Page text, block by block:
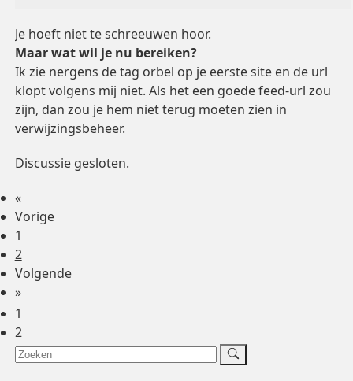
Je hoeft niet te schreeuwen hoor.
Maar wat wil je nu bereiken?
Ik zie nergens de tag orbel op je eerste site en de url
klopt volgens mij niet. Als het een goede feed-url zou
zijn, dan zou je hem niet terug moeten zien in
verwijzingsbeheer.
Discussie gesloten.
«
Vorige
1
2
Volgende
»
1
2